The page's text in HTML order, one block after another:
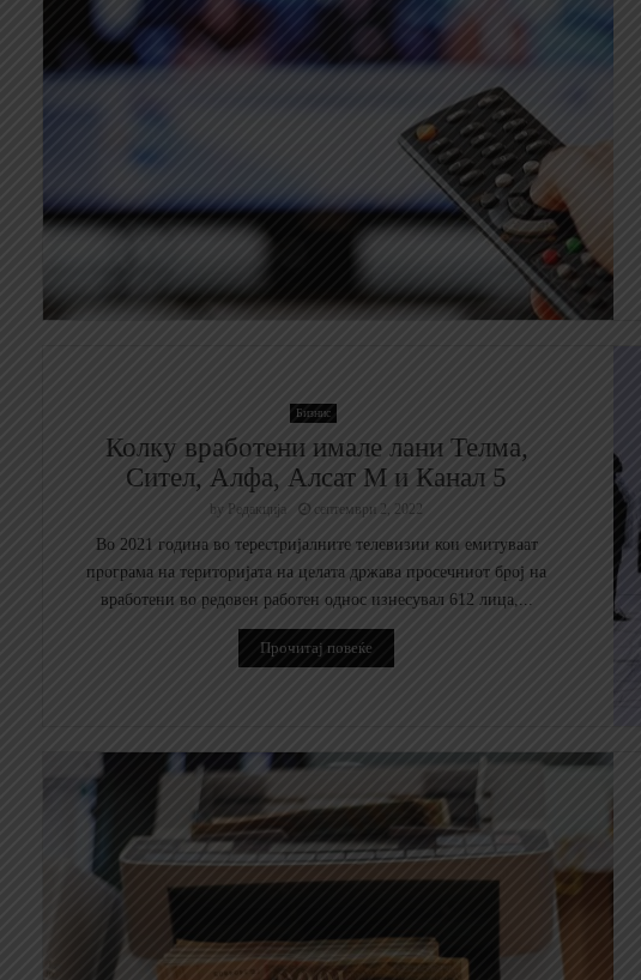
Бизнис
Колку вработени имале лани Телма,
Сител, Алфа, Алсат М и Канал 5
by Редакција септември 2, 2022
Во 2021 година во терестријалните телевизии кои емитуваат
програма на територијата на целата држава просечниот број на
вработени во редовен работен однос изнесувал 612 лица,...
Прочитај повеќе